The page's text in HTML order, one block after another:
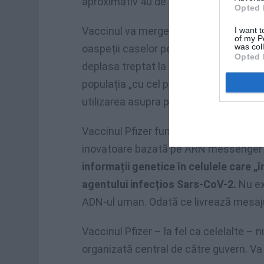
Opted
I want
of my
was
Opted
Vaccinul va merge, inițial, către
oaspeții caselor pentru bătrâni, apoi
deplasa treptat la grupele de vârstă
populația „cu cel puțin o boală
utilizarea asupra persoanelor peste
Vaccinul Pfizer funcționează – ca și
inovatoare bazată pe ARN
informații genetice în celulele care
agentului infecțios Sars-CoV-2. Nu
ADN-ul uman. Odată ce livrează
Vaccinul Pfizer – la fel ca celelalte –
organizată central de către guvern.